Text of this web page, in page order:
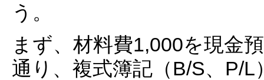
う。
まず、材料費1,000を現金
通り、複式簿記（B/S、P/